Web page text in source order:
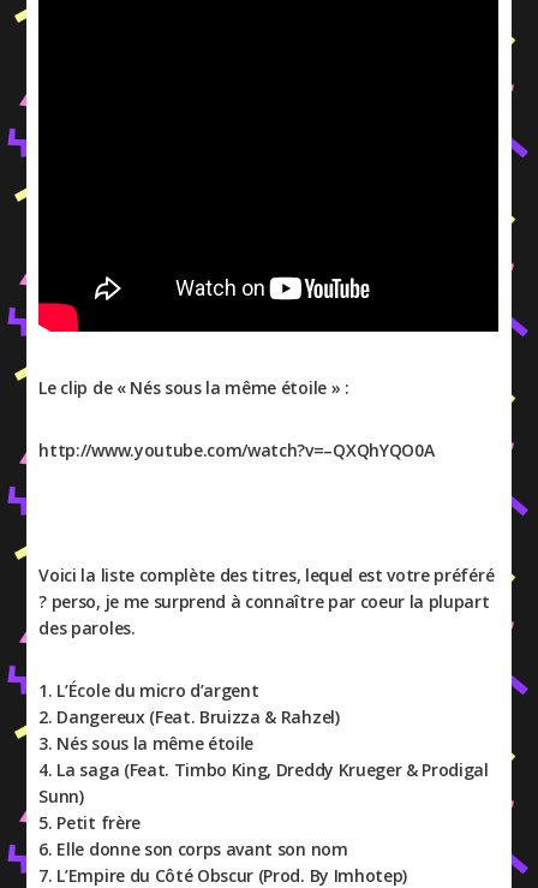
Le clip de « Nés sous la même étoile » :
http://www.youtube.com/watch?v=–QXQhYQO0A
Voici la liste complète des titres, lequel est votre préféré
? perso, je me surprend à connaître par coeur la plupart
des paroles.
1. L’École du micro d’argent
2. Dangereux (Feat. Bruizza & Rahzel)
3. Nés sous la même étoile
4. La saga (Feat. Timbo King, Dreddy Krueger & Prodigal
Sunn)
5. Petit frère
6. Elle donne son corps avant son nom
7. L’Empire du Côté Obscur (Prod. By Imhotep)